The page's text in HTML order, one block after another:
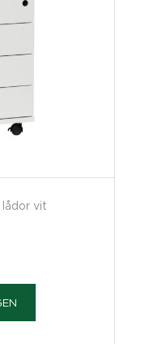
lådor vit